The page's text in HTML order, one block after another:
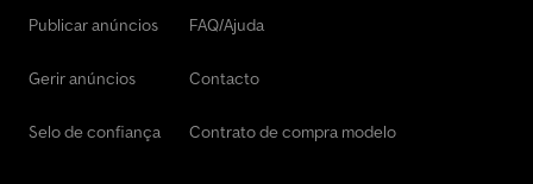
Publicar anúncios
Gerir anúncios
Selo de confiança
FAQ/Ajuda
Contacto
Contrato de compra modelo